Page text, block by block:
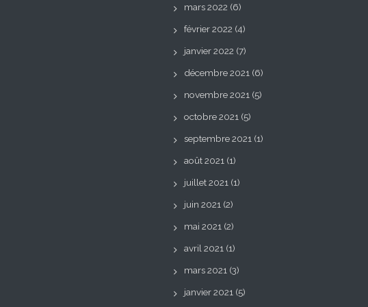
mars 2022 (6)
février 2022 (4)
janvier 2022 (7)
décembre 2021 (6)
novembre 2021 (5)
octobre 2021 (5)
septembre 2021 (1)
août 2021 (1)
juillet 2021 (1)
juin 2021 (2)
mai 2021 (2)
avril 2021 (1)
mars 2021 (3)
janvier 2021 (5)